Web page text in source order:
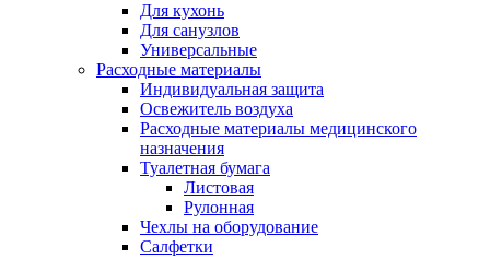
Для кухонь
Для санузлов
Универсальные
Расходные материалы
Индивидуальная защита
Освежитель воздуха
Расходные материалы медицинского
назначения
Туалетная бумага
Листовая
Рулонная
Чехлы на оборудование
Салфетки